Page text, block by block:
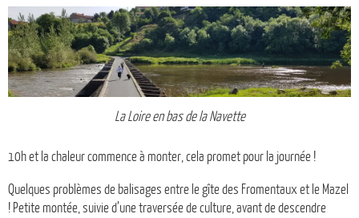
La Loire en bas de la Navette
10h et la chaleur commence à monter, cela promet pour la journée !
Quelques problèmes de balisages entre le gîte des Fromentaux et le Mazel
! Petite montée, suivie d’une traversée de culture, avant de descendre